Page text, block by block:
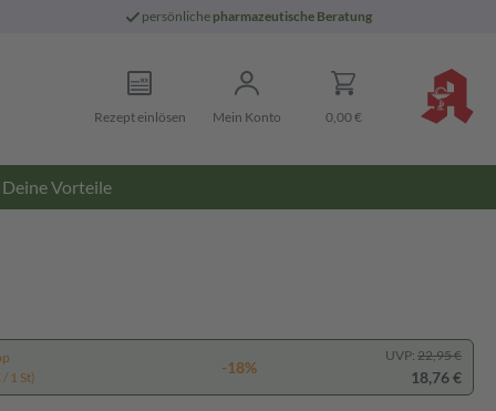
persönliche pharmazeutische Beratung
Rezept einlösen Mein Konto 0,00 €
Deine Vorteile
1 St)
-18%
UVP: 22,95 €
18,76 €